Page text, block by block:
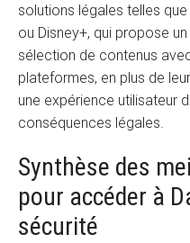
solutions légales telles
ou Disney+, qui propose
sélection de contenus
plateformes, en plus de
une expérience utilisateur
conséquences légales.
Synthèse des
pour accéder à
sécurité